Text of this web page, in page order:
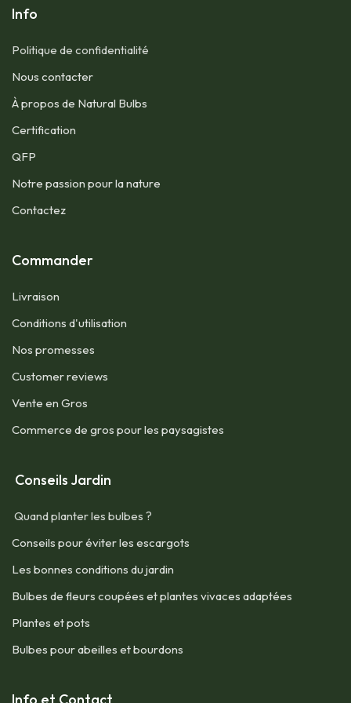
Info
Politique de confidentialité
Nous contacter​
À propos de Natural Bulbs
Certification
QFP​
Notre passion pour la nature
Contactez
Commander
Livraison
Conditions d'utilisation​
Nos promesses
Customer reviews
Vente en Gros
Commerce de gros pour les paysagistes
Conseils Jardin
Quand planter les bulbes ?
Conseils pour éviter les escargots
Les bonnes conditions du jardin
Bulbes de fleurs coupées et plantes vivaces adaptées
Plantes et pots
Bulbes pour abeilles et bourdons